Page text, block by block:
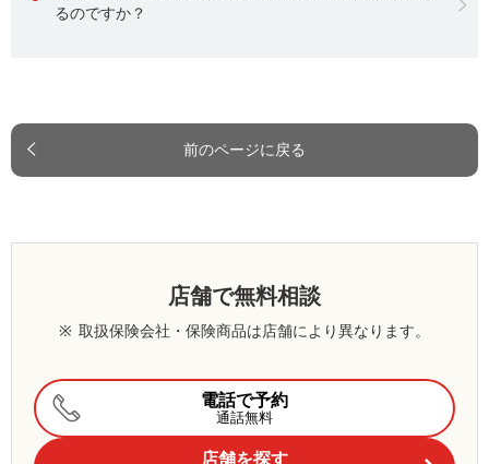
るのですか？
前のページに戻る
店舗で無料相談
※ 取扱保険会社・保険商品は店舗により異なります。
電話で予約
通話無料
店舗を探す